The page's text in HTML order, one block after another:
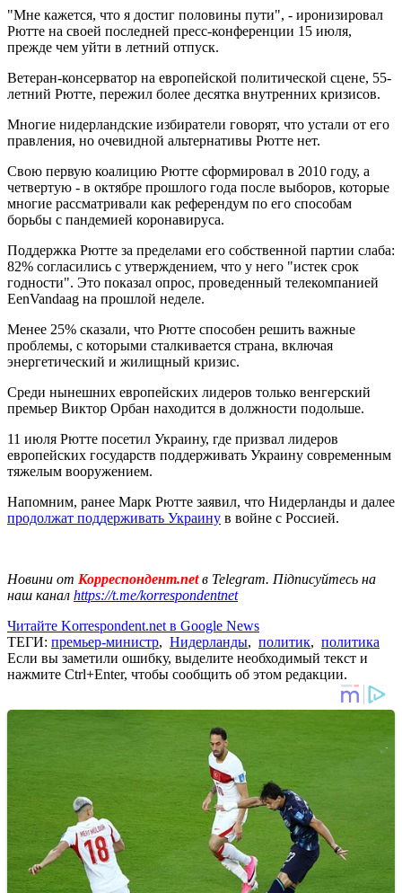
"Мне кажется, что я достиг половины пути", - иронизировал
Рютте на своей последней пресс-конференции 15 июля,
прежде чем уйти в летний отпуск.
Ветеран-консерватор на европейской политической сцене, 55-
летний Рютте, пережил более десятка внутренних кризисов.
Многие нидерландские избиратели говорят, что устали от его
правления, но очевидной альтернативы Рютте нет.
Свою первую коалицию Рютте сформировал в 2010 году, а
четвертую - в октябре прошлого года после выборов, которые
многие рассматривали как референдум по его способам
борьбы с пандемией коронавируса.
Поддержка Рютте за пределами его собственной партии слаба:
82% согласились с утверждением, что у него "истек срок
годности". Это показал опрос, проведенный телекомпанией
EenVandaag на прошлой неделе.
Менее 25% сказали, что Рютте способен решить важные
проблемы, с которыми сталкивается страна, включая
энергетический и жилищный кризис.
Среди нынешних европейских лидеров только венгерский
премьер Виктор Орбан находится в должности подольше.
11 июля Рютте посетил Украину, где призвал лидеров
европейских государств поддерживать Украину современным
тяжелым вооружением.
Напомним, ранее Марк Рютте заявил, что Нидерланды и далее
продолжат поддерживать Украину в войне с Россией.
Новини от Корреспондент.netв Telegram. Підписуйтесь на
наш канал https://t.me/korrespondentnet
Читайте Korrespondent.net в Google News
ТЕГИ: премьер-министр, Нидерланды, политик, политика
Если вы заметили ошибку, выделите необходимый текст и
нажмите Ctrl+Enter, чтобы сообщить об этом редакции.